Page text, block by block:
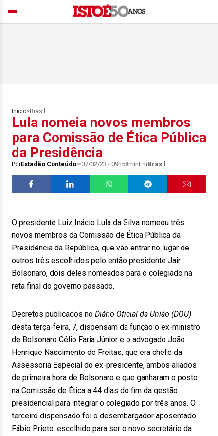
Início> Brasil
Lula nomeia novos membros
para Comissão de Ética Pública
da Presidência
PorEstadão Conteúdo 07/02/23 - 09h58minEmBrasil
O presidente Luiz Inácio Lula da Silva nomeou três
novos membros da Comissão de Ética Pública da
Presidência da República, que vão entrar no lugar de
outros três escolhidos pelo então presidente Jair
Bolsonaro, dois deles nomeados para o colegiado na
reta final do governo passado.
Decretos publicados no Diário Oficial da União (DOU)
desta terça-feira, 7, dispensam da função o ex-ministro
de Bolsonaro Célio Faria Júnior e o advogado João
Henrique Nascimento de Freitas, que era chefe da
Assessoria Especial do ex-presidente, ambos aliados
de primeira hora de Bolsonaro e que ganharam o posto
na Comissão de Ética a 44 dias do fim da gestão
presidencial para integrar o colegiado por três anos. O
terceiro dispensado foi o desembargador aposentado
Fábio Prieto, escolhido para ser o novo secretário da